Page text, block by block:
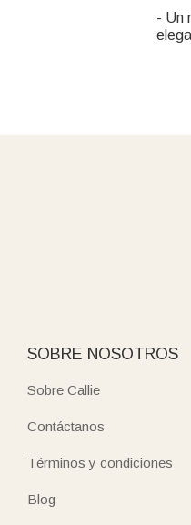
- Un
SOBRE NOSOTROS
Sobre Callie
Contáctanos
Términos y condiciones
Blog